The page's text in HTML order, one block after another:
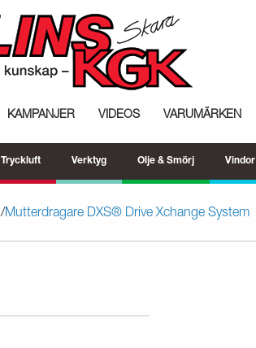
KAMPANJER VIDEOS VARUMÄRKEN
Tryckluft Verktyg Olje & Smörj Vindor
Mutterdragare DXS® Drive Xchange System